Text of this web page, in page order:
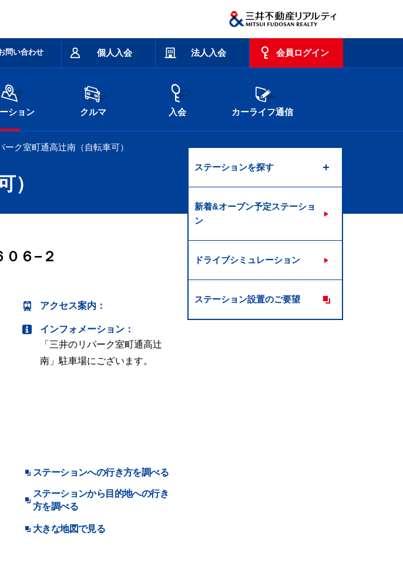
個人入会 法人入会 会員ログイン
問い合わせ
ション クルマ 入会 カーライフ通信
ーク室町通高辻南（自転車可）
）
０６−２
アクセス案内 ：
インフォメーション：
「三井のリパーク室町通高辻
南」駐車場にございます。
ステーションへの行き方を調べる
ステーションから目的地への行き
方を調べる
大きな地図で見る
ステーションを探す
新着&オープン予定ステーショ
ン
ドライブシミュレーション
ステーション設置のご要望